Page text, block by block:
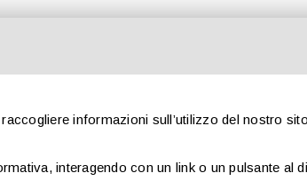
ATTIVA IL
FUNZIONA?
informazioni sull’utilizzo del nostro
interagendo con un link o un pulsante al